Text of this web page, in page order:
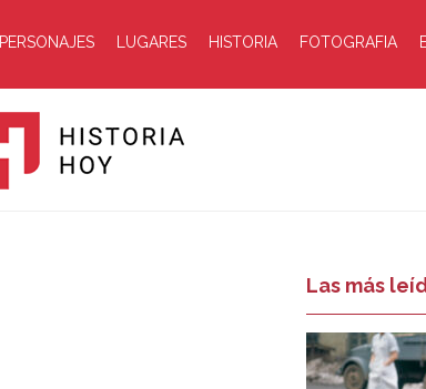
PERSONAJES LUGARES HISTORIA FOTOGRAFIA
Las más